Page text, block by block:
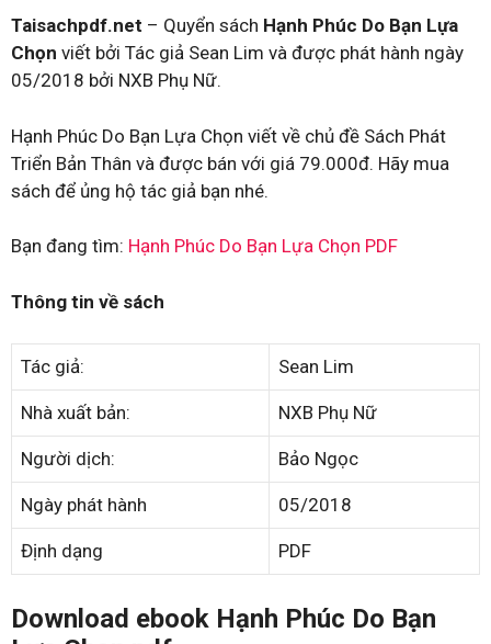
Taisachpdf.net – Quyển sách Hạnh Phúc Do Bạn Lựa
Chọn viết bởi Tác giả Sean Lim và được phát hành ngày
05/2018 bởi NXB Phụ Nữ.
Hạnh Phúc Do Bạn Lựa Chọn viết về chủ đề Sách Phát
Triển Bản Thân và được bán với giá 79.000đ. Hãy mua
sách để ủng hộ tác giả bạn nhé.
Bạn đang tìm: Hạnh Phúc Do Bạn Lựa Chọn PDF
Thông tin về sách
Tác giả: Sean Lim
Nhà xuất bản: NXB Phụ Nữ
Người dịch: Bảo Ngọc
Ngày phát hành 05/2018
Định dạng PDF
Download ebook Hạnh Phúc Do Bạn